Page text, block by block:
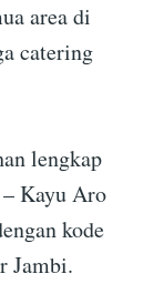
area di
catering
lengkap
Kayu Aro
kode
Jambi.